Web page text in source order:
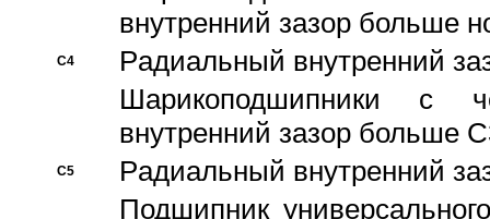
внутренний зазор больше
C4
Pадиальный внутренний
Шарикоподшипники с
внутренний зазор больше
C5 Pадиальный внутренний
Подшипник